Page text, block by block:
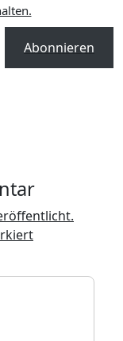
Abonnieren